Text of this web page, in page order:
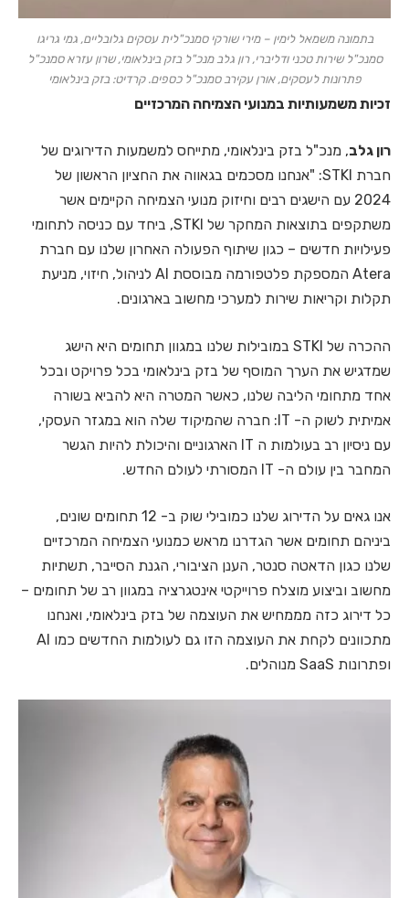
בתמונה משמאל לימין – מירי שורקי סמנכ"לית עסקים גלובליים, גמי גריגו
סמנכ"ל שירות טכני ודליברי, רון גלב מנכ"ל בזק בינלאומי, שרון עזרא סמנכ"ל
פתרונות לעסקים, אורן עקירב סמנכ"ל כספים. קרדיט: בזק בינלאומי
זכיות משמעותיות במנועי הצמיחה המרכזיים
רון גלב, מנכ"ל בזק בינלאומי, מתייחס למשמעות הדירוגים של
חברת STKI: "אנחנו מסכמים בגאווה את החציון הראשון של
2024 עם הישגים רבים וחיזוק מנועי הצמיחה הקיימים אשר
משתקפים בתוצאות המחקר של STKI, ביחד עם כניסה לתחומי
פעילויות חדשים – כגון שיתוף הפעולה האחרון שלנו עם חברת
Atera המספקת פלטפורמה מבוססת AI לניהול, חיזוי, מניעת
תקלות וקריאות שירות למערכי מחשוב בארגונים.
ההכרה של STKI במובילות שלנו במגוון תחומים היא הישג
שמדגיש את הערך המוסף של בזק בינלאומי בכל פרויקט ובכל
אחד מתחומי הליבה שלנו, כאשר המטרה היא להביא בשורה
אמיתית לשוק ה- IT: חברה שהמיקוד שלה הוא במגזר העסקי,
עם ניסיון רב בעולמות ה IT הארגוניים והיכולת להיות הגשר
המחבר בין עולם ה- IT המסורתי לעולם החדש.
אנו גאים על הדירוג שלנו כמובילי שוק ב- 12 תחומים שונים,
ביניהם תחומים אשר הגדרנו מראש כמנועי הצמיחה המרכזיים
שלנו כגון הדאטה סנטר, הענן הציבורי, הגנת הסייבר, תשתיות
מחשוב וביצוע מוצלח פרוייקטי אינטגרציה במגוון רב של תחומים –
כל דירוג כזה מממחיש את העוצמה של בזק בינלאומי, ואנחנו
מתכוונים לקחת את העוצמה הזו גם לעולמות החדשים כמו AI
ופתרונות SaaS מנוהלים.